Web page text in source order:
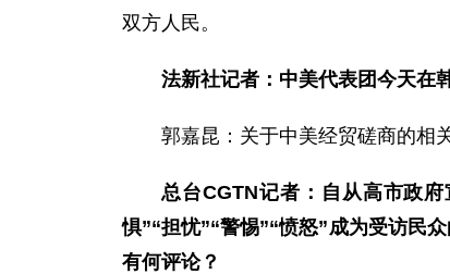
双方人民。
法新社记者：中美代表团今天在
郭嘉昆：关于中美经贸磋商的相
总台CGTN记者：自从高市政
惧”“担忧”“警惕”“愤怒”成为受访民
有何评论？